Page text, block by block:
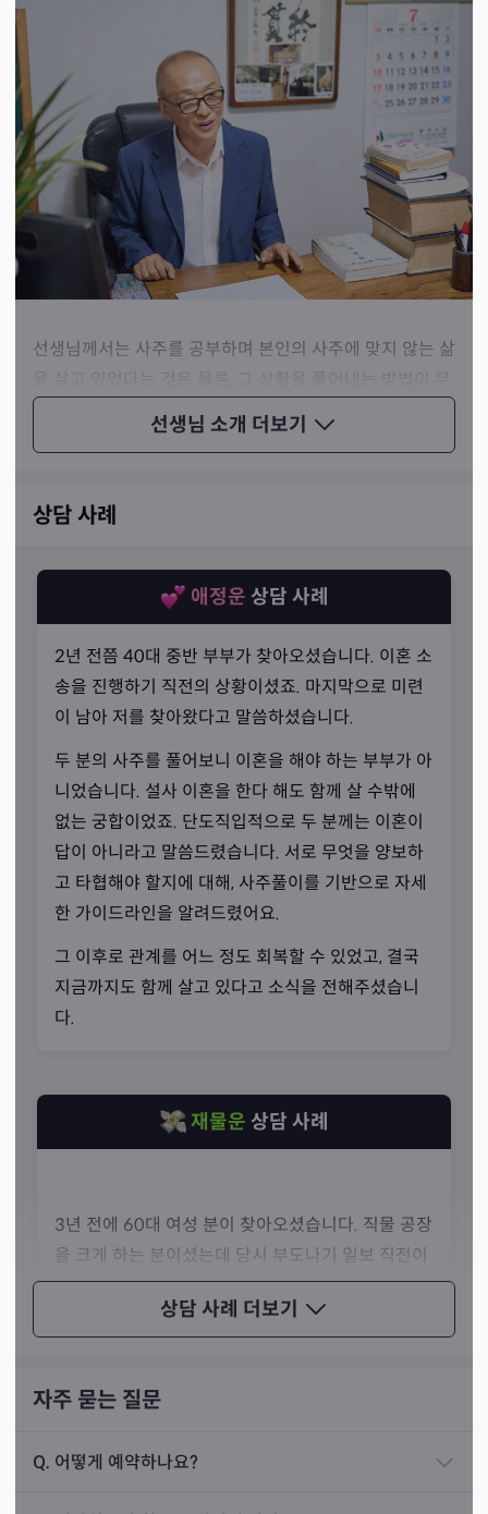
선생님 소개 더보기
선생님께서는 사주를 공부하며 본인의 사주에 맞지 않는 삶
엇인지까지 알게 되었다고 말씀하셨습니다. 그리고 그런 본
인의 경험을 바탕으로 어려움을 겪는 수많은 사람이 올바른
선생님의 사주풀이는 정말 명확합니다. 어떤 손님이 어떤
상황에 처해 있든, 손님의 사주를 기반으로 확실한 해결책
다고 말씀하셨습니다.
상담 사례 더보기
상담 사례
애정운 상담 사례
2년 전쯤 40대 중반 부부가 찾아오셨습니다. 이혼 소
송을 진행하기 직전의 상황이셨죠. 마지막으로 미련
이 남아 저를 찾아왔다고 말씀하셨습니다.
두 분의 사주를 풀어보니 이혼을 해야 하는 부부가 아
니었습니다. 설사 이혼을 한다 해도 함께 살 수밖에
없는 궁합이었죠. 단도직입적으로 두 분께는 이혼이
답이 아니라고 말씀드렸습니다. 서로 무엇을 양보하
고 타협해야 할지에 대해, 사주풀이를 기반으로 자세
한 가이드라인을 알려드렸어요.
그 이후로 관계를 어느 정도 회복할 수 있었고, 결국
지금까지도 함께 살고 있다고 소식을 전해주셨습니
다.
재물운 상담 사례
3년 전에 60대 여성 분이 찾아오셨습니다. 직물 공장
을 크게 하는 분이셨는데 당시 부도나기 일보 직전이
라고 말씀하셨어요. 그리고 부도를 내는 게 나은지 계
속 끌고 가는 게 나은지 물어보셨죠.
들어오는 시기였습니다. 사업이 다시 잘 될 것이니 조
셨지만, 자세한 풀이와 함께 용기를 불어넣어 드리니
자주 묻는 질문
Q. 어떻게 예약하나요?